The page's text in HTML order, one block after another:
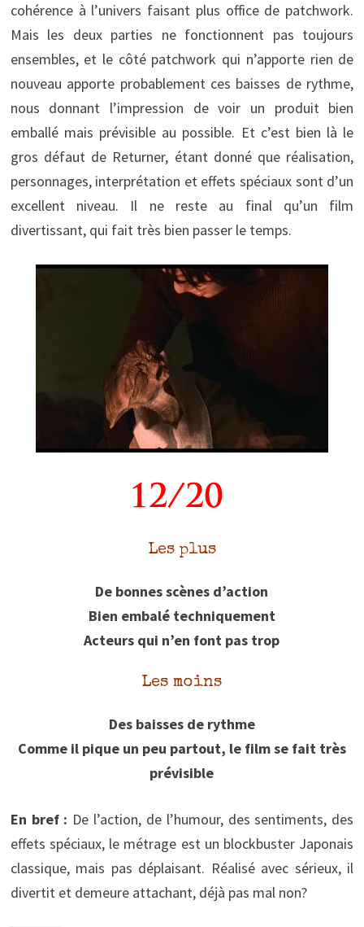
cohérence à l’univers faisant plus office de patchwork.
Mais les deux parties ne fonctionnent pas toujours
ensembles, et le côté patchwork qui n’apporte rien de
nouveau apporte probablement ces baisses de rythme,
nous donnant l’impression de voir un produit bien
emballé mais prévisible au possible. Et c’est bien là le
gros défaut de Returner, étant donné que réalisation,
personnages, interprétation et effets spéciaux sont d’un
excellent niveau. Il ne reste au final qu’un film
divertissant, qui fait très bien passer le temps.
Les plus
De bonnes scènes d’action
Bien embalé techniquement
Acteurs qui n’en font pas trop
Les moins
Des baisses de rythme
Comme il pique un peu partout, le film se fait très
prévisible
En bref : De l’action, de l’humour, des sentiments, des
effets spéciaux, le métrage est un blockbuster Japonais
classique, mais pas déplaisant. Réalisé avec sérieux, il
divertit et demeure attachant, déjà pas mal non?